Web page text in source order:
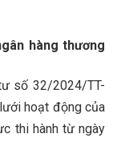
hàng thương
số 32/2024/TT-
hoạt động của
thi hành từ ngày